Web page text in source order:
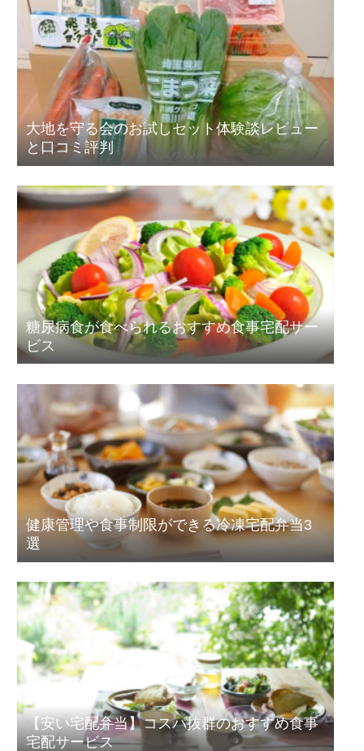
大地を守る会のお試しセット体験談レビュー
と口コミ評判
糖尿病食が食べられるおすすめ食事宅配サー
ビス
健康管理や食事制限ができる冷凍宅配弁当3
選
【安い宅配弁当】コスパ抜群のおすすめ食事
宅配サービス